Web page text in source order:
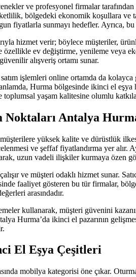
ve profesyonel firmalar
bölgedeki ekonomik koşullara
sunmayı hedefler. Ayrıca,
hizmet verir; böylece müşteriler,
özellikle ev değiştirme, yenileme
alışveriş ortamı sunar.
işlemleri online ortamda da
Hurma bölgesinde ikinci el
yaşam kalitesine olumlu
Noktaları Antalya
yüksek kalite ve dürüstlük
ve şeffaf fiyatlandırma yer
uzun vadeli ilişkiler kurmaya özen
ve müşteri odaklı hizmet sunar.
faaliyet gösteren bu tür firmalar,
arasındadır.
kullanarak, müşteri güvenini
Hurma’da ikinci el pazarının
El Eşya Çeşitleri
mobilya kategorisi öne çıkar.